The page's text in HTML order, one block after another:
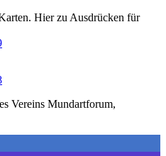
Hier zu Ausdrücken für
Vereins Mundartforum,